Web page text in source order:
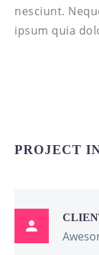
nesciunt.
ipsum quia
PROJECT
